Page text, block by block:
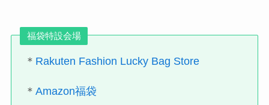
福袋特設会場
＊ Rakuten Fashion Lucky Bag Store
＊Amazon福袋